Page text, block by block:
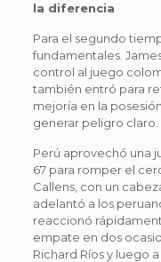
la diferencia
Para el segundo
fundamentales.
control al juego
también entró para
mejoría en la
generar peligro claro.
Perú aprovechó una
67 para romper el
Callens, con un
adelantó a los
reaccionó
empate en dos
Richard Ríos y luego